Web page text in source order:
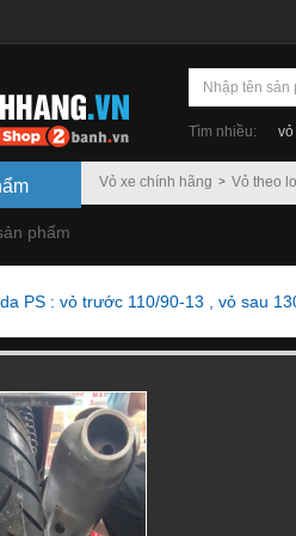
Tìm nhiều: vỏ
Vỏ xe chính hãng Vỏ theo
phẩm
PS : vỏ trước 110/90-13 , vỏ sau